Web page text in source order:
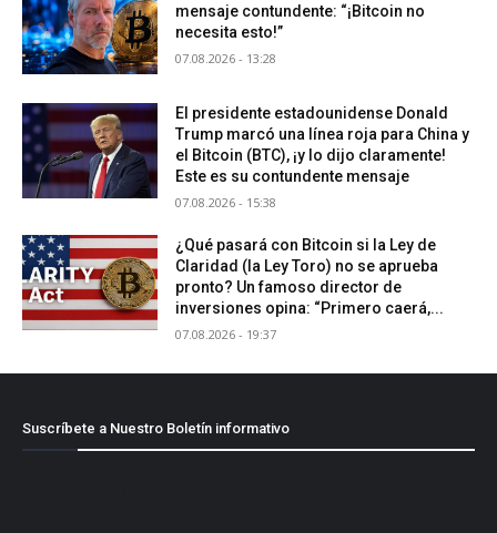
mensaje contundente: “¡Bitcoin no
necesita esto!”
07.08.2026 - 13:28
El presidente estadounidense Donald
Trump marcó una línea roja para China y
el Bitcoin (BTC), ¡y lo dijo claramente!
Este es su contundente mensaje
07.08.2026 - 15:38
¿Qué pasará con Bitcoin si la Ley de
Claridad (la Ley Toro) no se aprueba
pronto? Un famoso director de
inversiones opina: “Primero caerá,...
07.08.2026 - 19:37
Suscríbete a Nuestro Boletín informativo